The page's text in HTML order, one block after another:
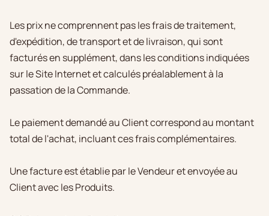
Les prix ne comprennent pas les frais de traitement,
d'expédition, de transport et de livraison, qui sont
facturés en supplément, dans les conditions indiquées
sur le Site Internet et calculés préalablement à la
passation de la Commande.
Le paiement demandé au Client correspond au montant
total de l'achat, incluant ces frais complémentaires.
Une facture est établie par le Vendeur et envoyée au
Client avec les Produits.